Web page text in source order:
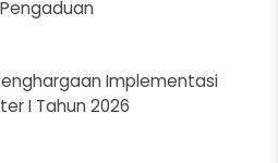
Implementasi
I Tahun 2026